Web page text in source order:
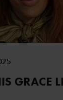
GRACE